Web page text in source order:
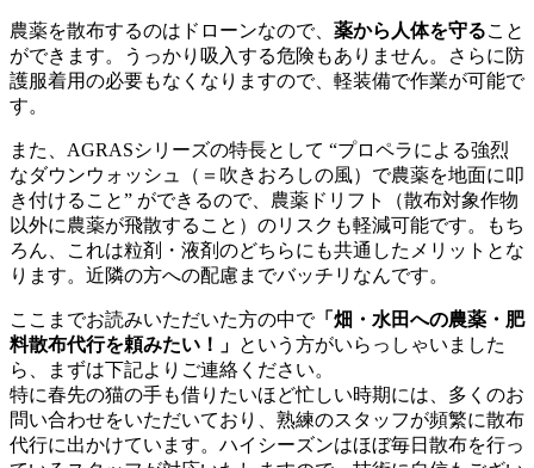
農薬を散布するのはドローンなので、 薬から人体を守ること
ができます。うっかり吸入する危険もありません。さらに防
護服着用の必要もなくなりますので、軽装備で作業が可能で
す。
また、AGRASシリーズの特長として “プロペラによる強烈
なダウンウォッシュ（＝吹きおろしの風）で農薬を地面に叩
き付けること” ができるので、農薬ドリフト（散布対象作物
以外に農薬が飛散すること）のリスクも軽減可能です。もち
ろん、これは粒剤・液剤のどちらにも共通したメリットとな
ります。近隣の方への配慮までバッチリなんです。
ここまでお読みいただいた方の中で「畑・水田への農薬・肥
料散布代行を頼みたい！」 という方がいらっしゃいました
ら、まずは下記よりご連絡ください。
特に春先の猫の手も借りたいほど忙しい時期には、多くのお
問い合わせをいただいており、熟練のスタッフが頻繁に散布
代行に出かけています。ハイシーズンはほぼ毎日散布を行っ